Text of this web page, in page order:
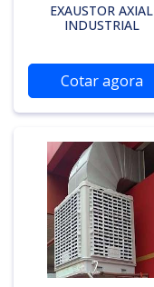
EXAUSTOR AXIAL
INDUSTRIAL
Cotar agora